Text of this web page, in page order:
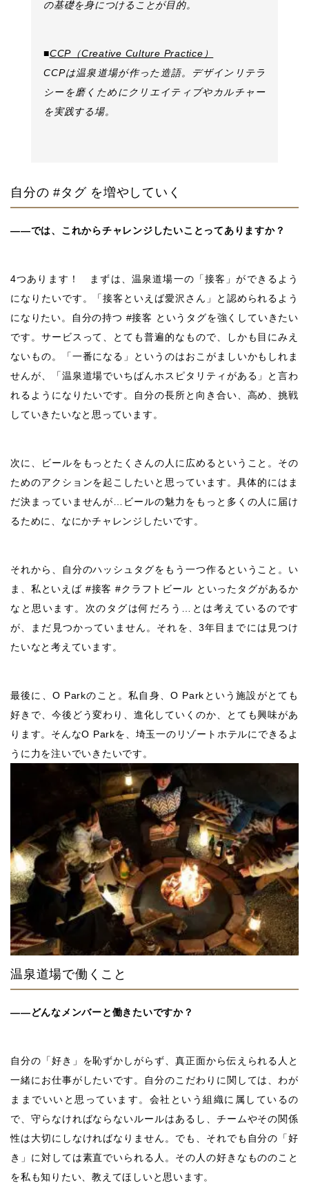
の基礎を身につけることが目的。
■CCP（Creative Culture Practice）
CCPは温泉道場が作った造語。デザインリテラ
シーを磨くためにクリエイティブやカルチャー
を実践する場。
自分の #タグ を増やしていく
――では、これからチャレンジしたいことってありますか？
4つあります！ まずは、温泉道場一の「接客」ができるよう
になりたいです。「接客といえば愛沢さん」と認められるよう
になりたい。自分の持つ #接客 というタグを強くしていきたい
です。サービスって、とても普遍的なもので、しかも目にみえ
ないもの。「一番になる」というのはおこがましいかもしれま
せんが、「温泉道場でいちばんホスピタリティがある」と言わ
れるようになりたいです。自分の長所と向き合い、高め、挑戦
していきたいなと思っています。
次に、ビールをもっとたくさんの人に広めるということ。その
ためのアクションを起こしたいと思っています。具体的にはま
だ決まっていませんが…ビールの魅力をもっと多くの人に届け
るために、なにかチャレンジしたいです。
それから、自分のハッシュタグをもう一つ作るということ。い
ま、私といえば #接客 #クラフトビール といったタグがあるか
なと思います。次のタグは何だろう…とは考えているのです
が、まだ見つかっていません。それを、3年目までには見つけ
たいなと考えています。
最後に、O Parkのこと。私自身、O Parkという施設がとても
好きで、今後どう変わり、進化していくのか、とても興味があ
ります。そんなO Parkを、埼玉一のリゾートホテルにできるよ
うに力を注いでいきたいです。
温泉道場で働くこと
――どんなメンバーと働きたいですか？
自分の「好き」を恥ずかしがらず、真正面から伝えられる人と
一緒にお仕事がしたいです。自分のこだわりに関しては、わが
ままでいいと思っています。会社という組織に属しているの
で、守らなければならないルールはあるし、チームやその関係
性は大切にしなければなりません。でも、それでも自分の「好
き」に対しては素直でいられる人。その人の好きなもののこと
を私も知りたい、教えてほしいと思います。